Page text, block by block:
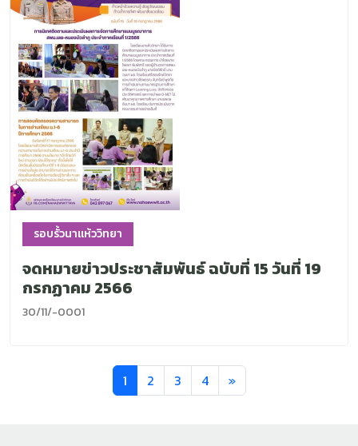
รอบรั้วนาแห้ววิทยา
จดหมายข่าวประชาสัมพันธ์ ฉบับที่ 15 วันที่ 19
กรกฏาคม 2566
30/11/-0001
1 2 3 4 »